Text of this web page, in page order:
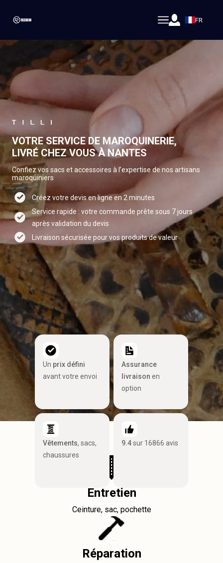
FR
VOTRE SERVICE DE MAROQUINERIE,
LIVRÉ CHEZ VOUS À NANTES
Confiez vos sacs et accessoires à l’expertise de nos artisans
maroquiniers
Créez votre devis en ligne en 2 minutes
Service rapide : votre commande prête sous 7 jours
après validation du devis
Livraison sécurisée pour vos produits de valeur
Un prix défini
avant votre envoi
Assurance
livraison en
option
Vêtements, sacs,
chaussures
9.4sur 16866 avis
Entretien
Ceinture, sac, pochette
Réparation